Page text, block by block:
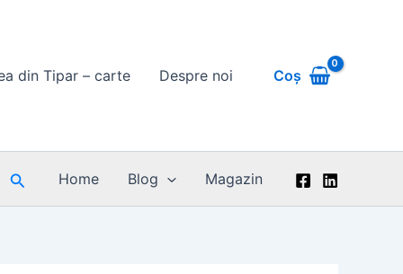
din Tipar – carte Despre noi Coș
SearchHome Blog Magazin